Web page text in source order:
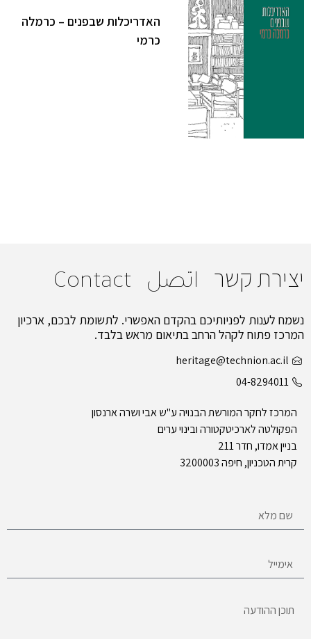
האדריכלות שבפנים – כרמלה
כרמי
יצירת קשר اتصل Contact
נשמח לענות לפניותיכם בהקדם האפשרי. לתשומת לבכם, ארכיון
המרכז פתוח לקהל הרחב בתיאום מראש בלבד.
heritage@technion.ac.il
04-8294011
המרכז לחקר המורשת הבנויה ע"ש אבי ושרה ארנסון
הפקולטה לארכיטקטורה ובינוי ערים
בניין אמדו, חדר 211
קרית הטכניון, חיפה 3200003